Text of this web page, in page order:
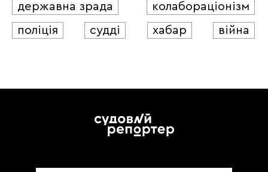
державна зрада
колабораціонізм
поліція
судді хабар війна